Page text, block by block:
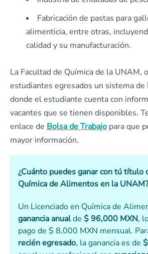
Fabricación de pastas para
alimenticia, entre otras,
calidad y su manufacturación.
La Facultad de Química de la UNAM,
estudiantes egresados un sistema de
donde el estudiante cuenta con
vacantes que se tienen disponibles.
enlace de Bolsa de Trabajo para que
mayor información.
¿Cuánto puedes ganar con tú título
Química de Alimentos en la UNAM?
Un Licenciado en Química de
ganancia anualde $ 96,000 MXN,
pago de $ 8,000 MXN mensual.
recién egresado, la ganancia es de